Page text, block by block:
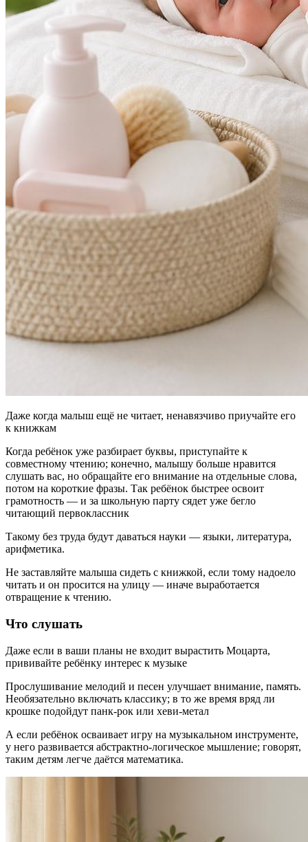
Даже когда малыш ещё не читает, ненавязчиво приучайте его
к книжкам
Когда ребёнок уже разбирает буквы, приступайте к
совместному чтению; конечно, малышу больше нравится
слушать вас, но обращайте его внимание на отдельные слова,
потом на короткие фразы. Так ребёнок быстрее освоит
грамотность — и за школьную парту сядет уже бегло
читающий первоклассник
Такому без труда будут даваться науки — языки, литература,
арифметика.
Не заставляйте малыша сидеть с книжкой, если тому надоело
читать и он просится на улицу — иначе выработается
отвращение к чтению.
Что слушать
Даже если в ваши планы не входит вырастить Моцарта,
прививайте ребёнку интерес к музыке
Прослушивание мелодий и песен улучшает внимание, память.
Необязательно включать классику; в то же время вряд ли
крошке подойдут панк-рок или хеви-метал
А если ребёнок осваивает игру на музыкальном инструменте,
у него развивается абстрактно-логическое мышление; говорят,
таким детям легче даётся математика.